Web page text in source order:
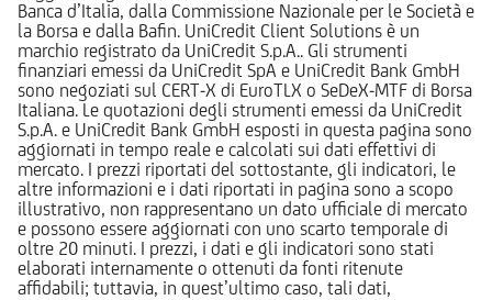
Banca d’Italia, dalla Commissione Nazionale per le Società e
la Borsa e dalla Bafin. UniCredit Client Solutions è un
marchio registrato da UniCredit S.p.A.. Gli strumenti
finanziari emessi da UniCredit SpA e UniCredit Bank GmbH
sono negoziati sul CERT-X di EuroTLX o SeDeX-MTF di Borsa
Italiana. Le quotazioni degli strumenti emessi da UniCredit
S.p.A. e UniCredit Bank GmbH esposti in questa pagina sono
aggiornati in tempo reale e calcolati sui dati effettivi di
mercato. I prezzi riportati del sottostante, gli indicatori, le
altre informazioni e i dati riportati in pagina sono a scopo
illustrativo, non rappresentano un dato ufficiale di mercato
e possono essere aggiornati con uno scarto temporale di
oltre 20 minuti. I prezzi, i dati e gli indicatori sono stati
elaborati internamente o ottenuti da fonti ritenute
affidabili; tuttavia, in quest’ultimo caso, tali dati,